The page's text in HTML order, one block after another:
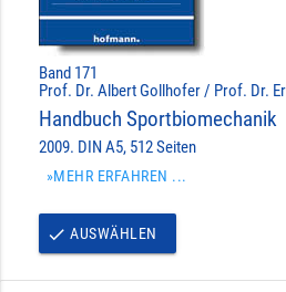
Band 171
Prof. Dr. Albert Gollhofer / Prof. Dr.
Handbuch Sportbiomechanik
2009. DIN A5, 512 Seiten
»MEHR ERFAHREN ...
done AUSWÄHLEN